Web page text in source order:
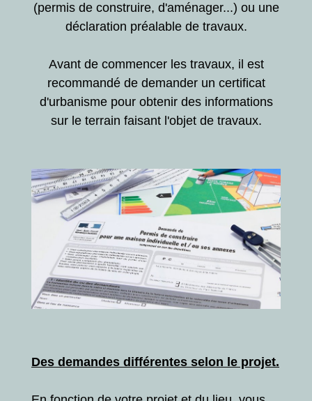
(permis de construire, d'aménager...) ou une
déclaration préalable de travaux.
Avant de commencer les travaux, il est
recommandé de demander un certificat
d'urbanisme pour obtenir des informations
sur le terrain faisant l'objet de travaux.
Des demandes différentes selon le projet.